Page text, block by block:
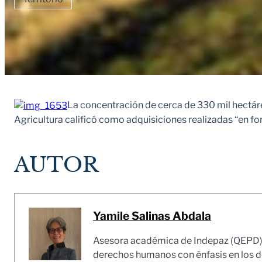
La concentración de cerca de 330 mil
Agricultura calificó como adquisiciones realizadas “en
AUTOR
Yamile Salinas Abdala
Asesora académica de Indepaz
derechos humanos con énfasis en los